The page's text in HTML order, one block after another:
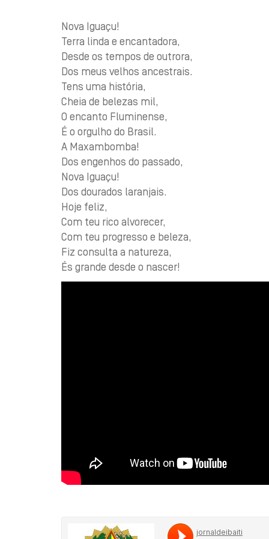
Nova Iguaçu!
Terra linda e encantadora,
Desde os tempos de outrora,
Dos meus velhos ancestrais.
Tens uma história,
Cheia de belezas mil,
O encanto Fluminense,
É o orgulho do Brasil.
A Maxambomba!
Dos engenhos do passado,
Nova Iguaçu!
Dos dourados laranjais.
Hoje feliz,
Com teu rico alvorecer,
Com teu progresso e beleza,
Fiz consulta a natureza,
És grande desde o nascer!